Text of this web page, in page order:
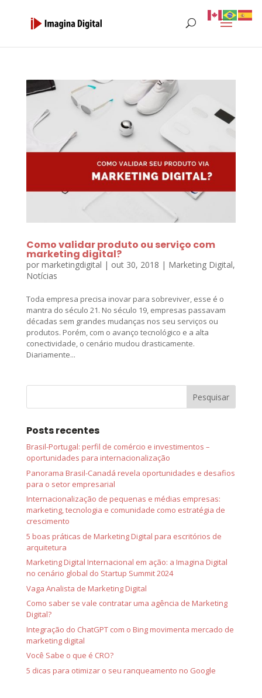
Como validar produto ou serviço com
marketing digital?
por marketingdigital | out 30, 2018 | Marketing Digital,
Notícias
Toda empresa precisa inovar para sobreviver, esse é o
mantra do século 21. No século 19, empresas passavam
décadas sem grandes mudanças nos seu serviços ou
produtos. Porém, com o avanço tecnológico e a alta
conectividade, o cenário mudou drasticamente.
Diariamente...
Posts recentes
Brasil-Portugal: perfil de comércio e investimentos –
oportunidades para internacionalização
Panorama Brasil-Canadá revela oportunidades e desafios
para o setor empresarial
Internacionalização de pequenas e médias empresas:
marketing, tecnologia e comunidade como estratégia de
crescimento
5 boas práticas de Marketing Digital para escritórios de
arquitetura
Marketing Digital Internacional em ação: a Imagina Digital
no cenário global do Startup Summit 2024
Vaga Analista de Marketing Digital
Como saber se vale contratar uma agência de Marketing
Digital?
Integração do ChatGPT com o Bing movimenta mercado de
marketing digital
Você Sabe o que é CRO?
5 dicas para otimizar o seu ranqueamento no Google